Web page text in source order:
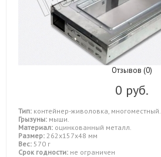
Отзывов (0)
0 руб.
Тип: контейнер-живоловка, многоместный.
Грызуны: мыши.
Материал: оцинкованный металл.
Размер: 262х157х48 мм
Вес: 570 г
Срок годности: не ограничен